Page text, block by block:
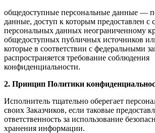
общедоступные персональные данные —
данные, доступ к которым предоставлен с
персональных данных неограниченному
общедоступных публичных источников
которые в соответствии с федеральными
распространяется требование соблюдения
конфиденциальности.
2. Принцип Политики
Исполнитель тщательно оберегает
своих Заказчиков, если таковые
ответственность за использование
хранения информации.